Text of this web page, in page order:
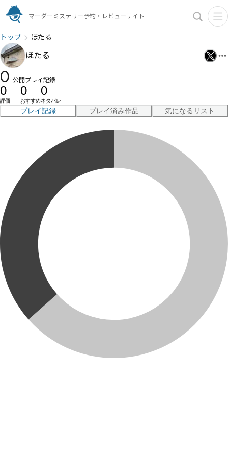
マーダーミステリー予約・レビューサイト
トップ ほたる
ほたる
0 公開プレイ記録
0
評価
0
おすすめ
0
ネタバレ
プレイ記録 プレイ済み作品 気になるリスト